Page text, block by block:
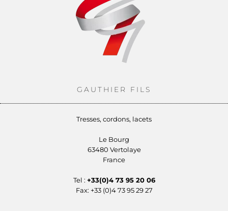
GAUTHIER FILS
Tresses, cordons, lacets
Le Bourg
63480 Vertolaye
France
Tel : +33(0)4 73 95 20 06
Fax: +33 (0)4 73 95 29 27